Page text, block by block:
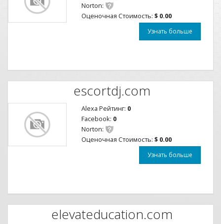
Norton:
Оценочная Стоимость: $ 0.00
Узнать больше
escortdj.com
Alexa Рейтинг: 0
Facebook: 0
Norton:
Оценочная Стоимость: $ 0.00
Узнать больше
elevateducation.com